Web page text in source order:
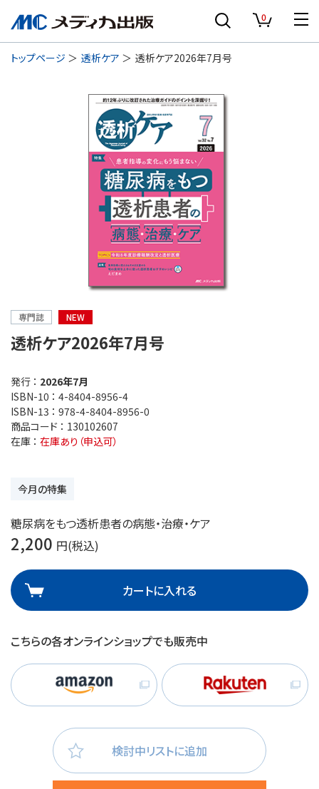
0
トップページ 透析ケア 透析ケア2026年7月号
専門誌 NEW
透析ケア2026年7月号
発行 ： 2026年7月
ISBN-10 ： 4-8404-8956-4
ISBN-13 ： 978-4-8404-8956-0
商品コード ： 130102607
在庫 ： 在庫あり（申込可）
今月の特集
糖尿病をもつ透析患者の病態・治療・ケア
2,200 円(税込)
カートに入れる
こちらの各オンラインショップでも販売中
検討中リストに追加